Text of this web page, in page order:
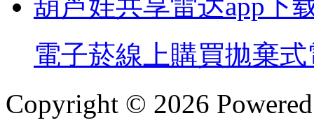
電子菸線上購買拋棄
Copyright © 2026